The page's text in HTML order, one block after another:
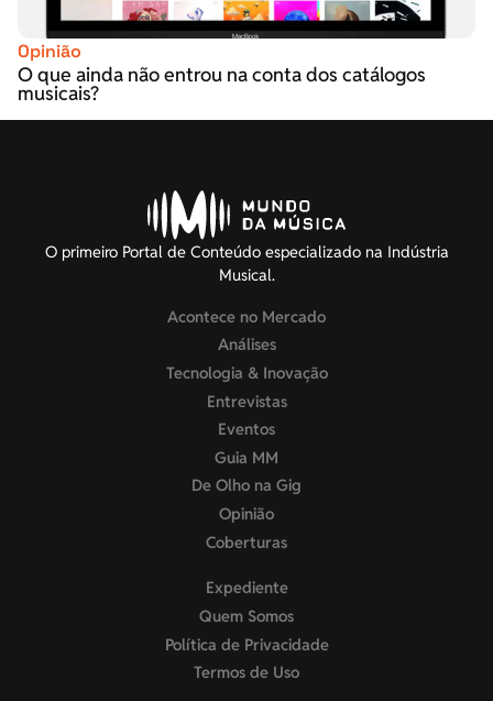
Opinião
O que ainda não entrou na conta dos catálogos
musicais?
O primeiro Portal de Conteúdo especializado na Indústria
Musical.
Acontece no Mercado
Análises
Tecnologia & Inovação
Entrevistas
Eventos
Guia MM
De Olho na Gig
Opinião
Coberturas
Expediente
Quem Somos
Política de Privacidade
Termos de Uso